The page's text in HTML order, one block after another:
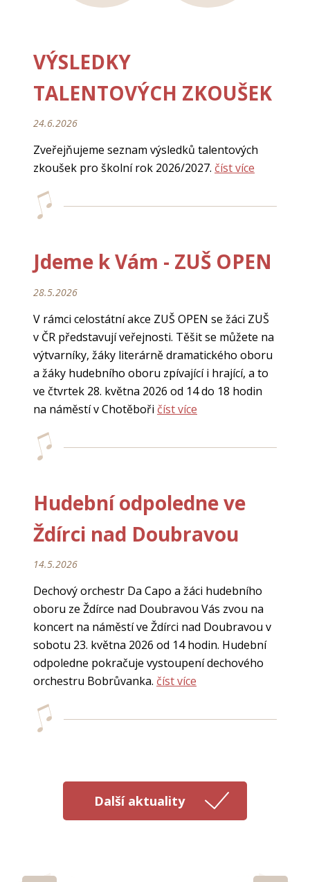
VÝSLEDKY
TALENTOVÝCH ZKOUŠEK
24.6.2026
Zveřejňujeme seznam výsledků talentových
zkoušek pro školní rok 2026/2027. číst více
Jdeme k Vám - ZUŠ OPEN
28.5.2026
V rámci celostátní akce ZUŠ OPEN se žáci ZUŠ
v ČR představují veřejnosti. Těšit se můžete na
výtvarníky, žáky literárně dramatického oboru
a žáky hudebního oboru zpívající i hrající, a to
ve čtvrtek 28. května 2026 od 14 do 18 hodin
na náměstí v Chotěboři číst více
Hudební odpoledne ve
Ždírci nad Doubravou
14.5.2026
Dechový orchestr Da Capo a žáci hudebního
oboru ze Ždírce nad Doubravou Vás zvou na
koncert na náměstí ve Ždírci nad Doubravou v
sobotu 23. května 2026 od 14 hodin. Hudební
odpoledne pokračuje vystoupení dechového
orchestru Bobrůvanka. číst více
Další aktuality